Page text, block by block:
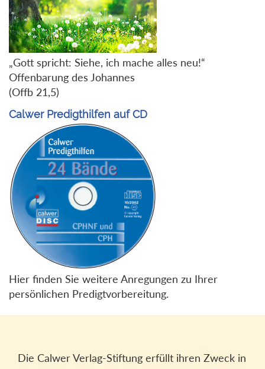
„Gott spricht: Siehe, ich mache alles neu!“
Offenbarung des Johannes
(Offb 21,5)
Calwer Predigthilfen auf CD
Hier finden Sie weitere Anregungen zu Ihrer
persönlichen Predigtvorbereitung.
Die Calwer Verlag-Stiftung erfüllt ihren Zweck in